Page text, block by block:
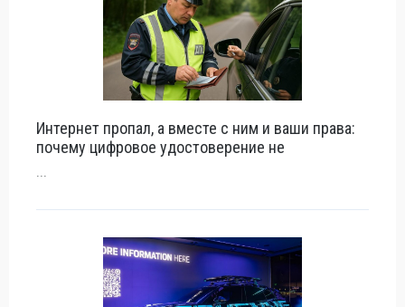
Интернет пропал, а вместе с ним и ваши права:
почему цифровое удостоверение не
...